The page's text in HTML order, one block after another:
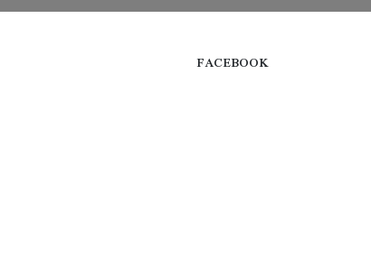
FACEBOOK